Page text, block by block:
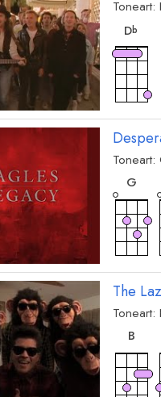
Toneart:
Db
Toneart:
G
D
The
Toneart:
B